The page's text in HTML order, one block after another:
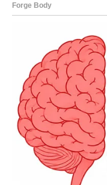
Jarčevi konačno
osobe iz prošlosti.
Poslije mnogo tišine
promijeniti mnogo
Srce dobija
Pred vama su